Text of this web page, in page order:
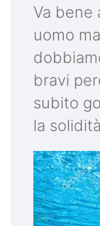
Va bene
uomo
bravi
subito
la